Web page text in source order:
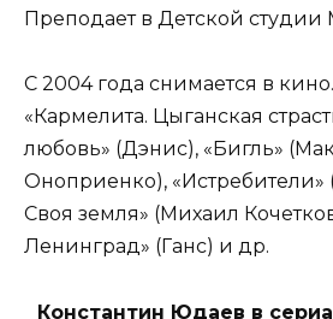
Преподает в Детской студии
С 2004 года снимается в
«Кармелита. Цыганская
любовь» (Дэнис), «Бигль»
Оноприенко), «Истребители»
Своя земля» (Михаил
Ленинград» (Ганс) и др.
Константин Юдаев в